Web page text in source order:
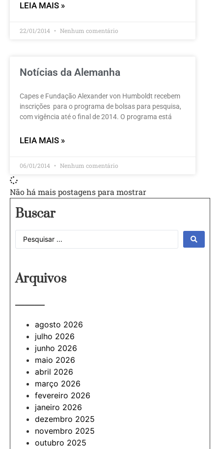
LEIA MAIS »
22/01/2014 Nenhum comentário
Notícias da Alemanha
Capes e Fundação Alexander von Humboldt recebem
inscrições para o programa de bolsas para pesquisa,
com vigência até o final de 2014. O programa está
LEIA MAIS »
06/01/2014 Nenhum comentário
Não há mais postagens para mostrar
Buscar
Arquivos
———
agosto 2026
julho 2026
junho 2026
maio 2026
abril 2026
março 2026
fevereiro 2026
janeiro 2026
dezembro 2025
novembro 2025
outubro 2025